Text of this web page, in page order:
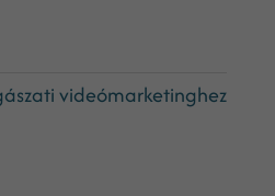
videómarketinghez